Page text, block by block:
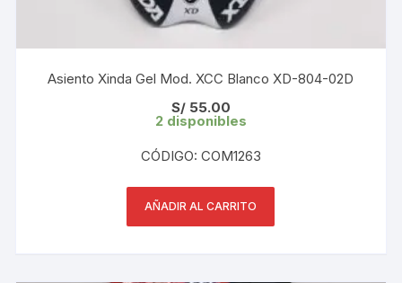
Asiento Xinda Gel Mod. XCC Blanco XD-804-02D
S/55.00
2 disponibles
CÓDIGO: COM1263
AÑADIR AL CARRITO